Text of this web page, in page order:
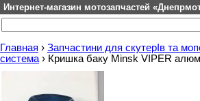
Интернет-магазин мотозапчастей
Главная › Запчастини для скутерІв та
система › Кришка баку Minsk VIPER